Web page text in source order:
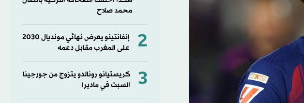
محمد صلاح
2
إنفانتينو يعرض نهائي مونديال 2030
على المغرب مقابل دعمه
3
كريستيانو رونالدو يتزوج من جورجينا
السبت في ماديرا